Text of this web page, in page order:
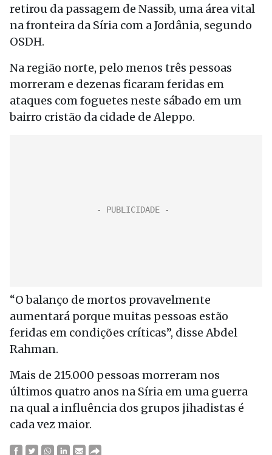
retirou da passagem de Nassib, uma área vital
na fronteira da Síria com a Jordânia, segundo
OSDH.
Na região norte, pelo menos três pessoas
morreram e dezenas ficaram feridas em
ataques com foguetes neste sábado em um
bairro cristão da cidade de Aleppo.
“O balanço de mortos provavelmente
aumentará porque muitas pessoas estão
feridas em condições críticas”, disse Abdel
Rahman.
Mais de 215.000 pessoas morreram nos
últimos quatro anos na Síria em uma guerra
na qual a influência dos grupos jihadistas é
cada vez maior.